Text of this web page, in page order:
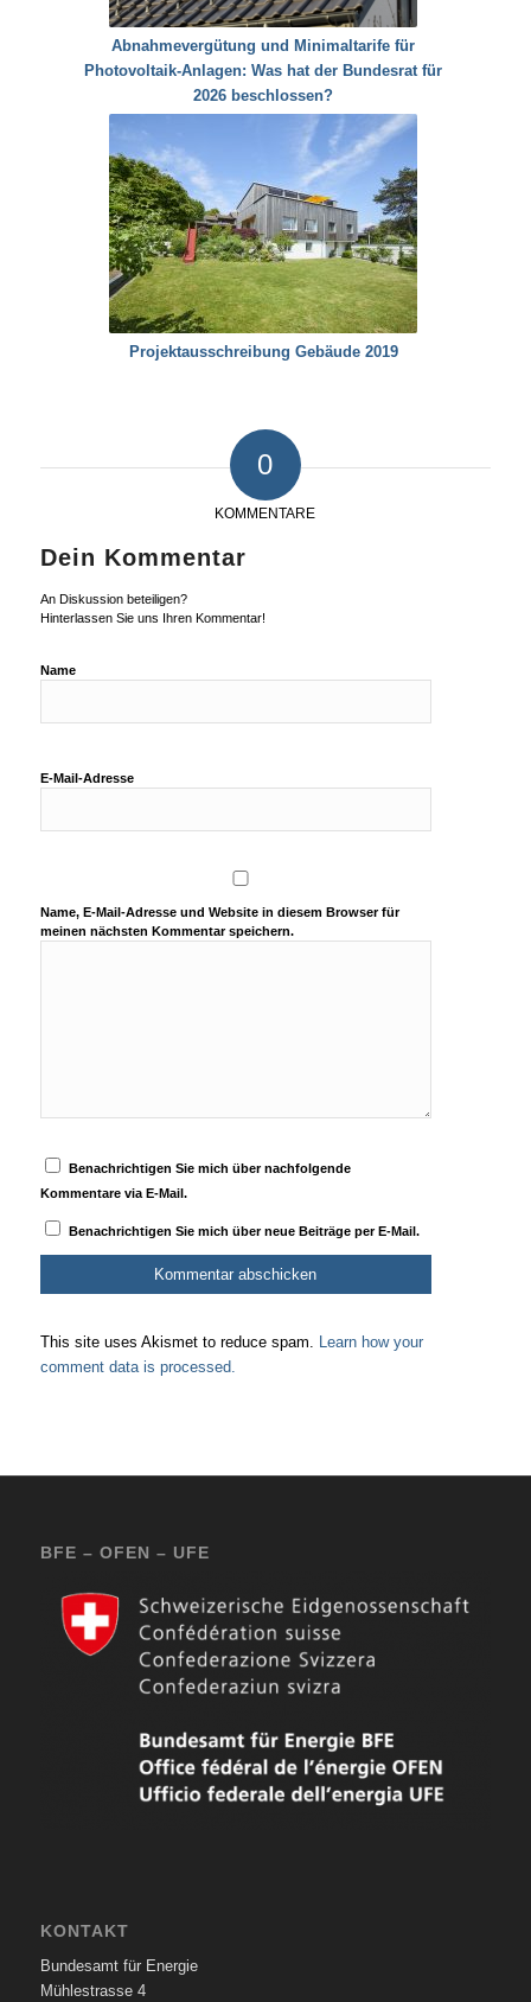
Abnahmevergütung und Minimaltarife für
Photovoltaik-Anlagen: Was hat der Bundesrat für
2026 beschlossen?
Projektausschreibung Gebäude 2019
0
KOMMENTARE
Dein Kommentar
An Diskussion beteiligen?
Hinterlassen Sie uns Ihren Kommentar!
Name
E-Mail-Adresse
Name, E-Mail-Adresse und Website in diesem Browser für
meinen nächsten Kommentar speichern.
Benachrichtigen Sie mich über nachfolgende
Kommentare via E-Mail.
Benachrichtigen Sie mich über neue Beiträge per E-Mail.
This site uses Akismet to reduce spam. Learn how your
comment data is processed.
BFE – OFEN – UFE
KONTAKT
Bundesamt für Energie
Mühlestrasse 4